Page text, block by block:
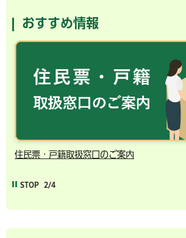
おすすめ情報
住民票・戸籍取扱窓口のご案内
STOP 2/4